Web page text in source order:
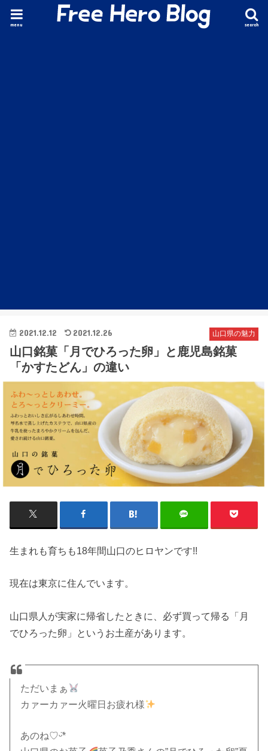
search
menu
山口県の魅力
2021.12.12 2021.12.26
山口銘菓「月でひろった卵」と鹿児島銘菓
「かすたどん」の違い
生まれも育ちも18年間山口のヒロヤンです!!
現在は東京に住んでいます。
山口県人が実家に帰省したときに、必ず買って帰る「月
でひろった卵」というお土産があります。
ただいまぁ
カァーカァー火曜日お疲れ様
あのね♡ᵕ̈*